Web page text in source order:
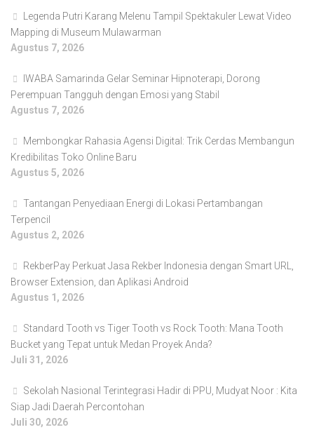
Legenda Putri Karang Melenu Tampil Spektakuler Lewat Video
Mapping di Museum Mulawarman
Agustus 7, 2026
IWABA Samarinda Gelar Seminar Hipnoterapi, Dorong
Perempuan Tangguh dengan Emosi yang Stabil
Agustus 7, 2026
Membongkar Rahasia Agensi Digital: Trik Cerdas Membangun
Kredibilitas Toko Online Baru
Agustus 5, 2026
Tantangan Penyediaan Energi di Lokasi Pertambangan
Terpencil
Agustus 2, 2026
RekberPay Perkuat Jasa Rekber Indonesia dengan Smart URL,
Browser Extension, dan Aplikasi Android
Agustus 1, 2026
Standard Tooth vs Tiger Tooth vs Rock Tooth: Mana Tooth
Bucket yang Tepat untuk Medan Proyek Anda?
Juli 31, 2026
Sekolah Nasional Terintegrasi Hadir di PPU, Mudyat Noor : Kita
Siap Jadi Daerah Percontohan
Juli 30, 2026